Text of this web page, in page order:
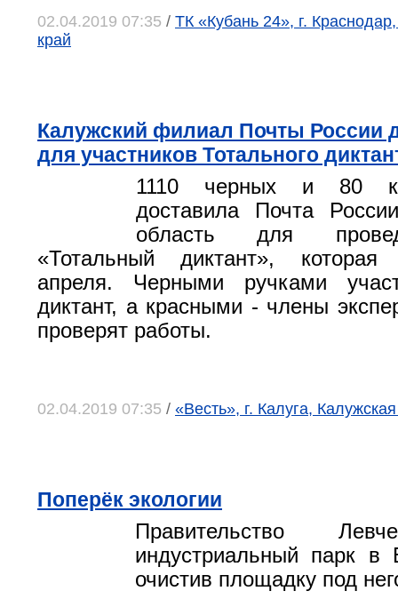
02.04.2019 07:35 / ТК «Кубань 24», г.
край
Калужский филиал Почты России
для участников Тотального
1110 черных и 80
доставила Почта
область для
«Тотальный диктант»,
апреля. Черными ручками
диктант, а красными - члены
проверят работы.
02.04.2019 07:35 / «Весть», г. Калуга,
Поперёк экологии
Правительство
индустриальный парк в
очистив площадку под